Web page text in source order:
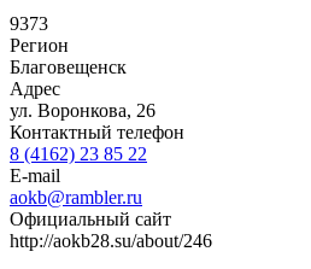
9373
Регион
Благовещенск
Адрес
ул. Воронкова, 26
Контактный телефон
8 (4162) 23 85 22
E-mail
aokb@rambler.ru
Официальный сайт
http://aokb28.su/about/246